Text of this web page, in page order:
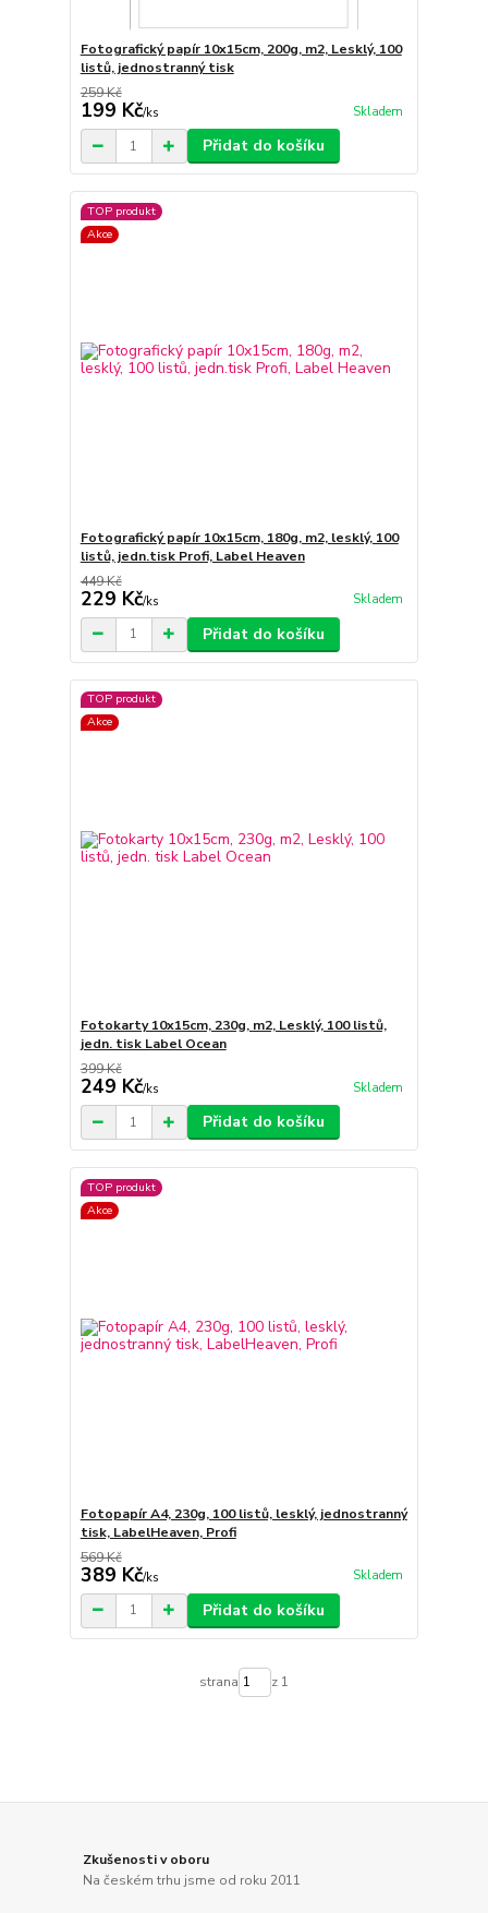
Fotografický papír 10x15cm, 200g, m2, Lesklý, 100
listů, jednostranný tisk
259 Kč
199 Kč/ks Skladem
Přidat do košíku
TOP produkt
Akce
Fotografický papír 10x15cm, 180g, m2, lesklý, 100
listů, jedn.tisk Profi, Label Heaven
449 Kč
229 Kč/ks Skladem
Přidat do košíku
TOP produkt
Akce
Fotokarty 10x15cm, 230g, m2, Lesklý, 100 listů,
jedn. tisk Label Ocean
399 Kč
249 Kč/ks Skladem
Přidat do košíku
TOP produkt
Akce
Fotopapír A4, 230g, 100 listů, lesklý, jednostranný
tisk, LabelHeaven, Profi
569 Kč
389 Kč/ks Skladem
Přidat do košíku
strana z 1
Zkušenosti v oboru
Na českém trhu jsme od roku 2011